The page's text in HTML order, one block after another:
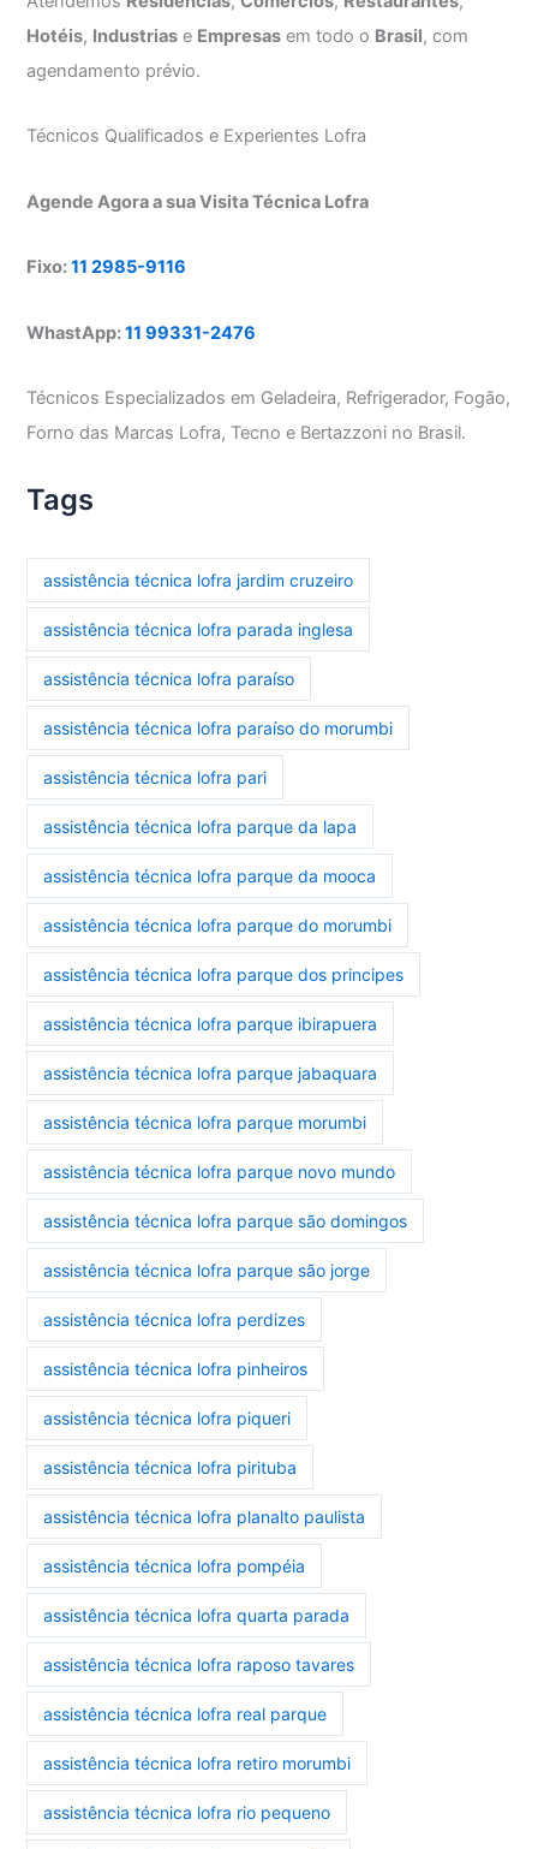
Hotéis, Industrias e Empresas em todo o Brasil, com
agendamento prévio.
Técnicos Qualificados e Experientes Lofra
Agende Agora a sua Visita Técnica Lofra
Fixo:11 2985-9116
WhastApp:11 99331-2476
Técnicos Especializados em Geladeira, Refrigerador, Fogão,
Forno das Marcas Lofra, Tecno e Bertazzoni no Brasil.
Tags
assistência técnica lofra jardim cruzeiro
assistência técnica lofra parada inglesa
assistência técnica lofra paraíso
assistência técnica lofra paraíso do morumbi
assistência técnica lofra pari
assistência técnica lofra parque da lapa
assistência técnica lofra parque da mooca
assistência técnica lofra parque do morumbi
assistência técnica lofra parque dos principes
assistência técnica lofra parque ibirapuera
assistência técnica lofra parque jabaquara
assistência técnica lofra parque morumbi
assistência técnica lofra parque novo mundo
assistência técnica lofra parque são domingos
assistência técnica lofra parque são jorge
assistência técnica lofra perdizes
assistência técnica lofra pinheiros
assistência técnica lofra piqueri
assistência técnica lofra pirituba
assistência técnica lofra planalto paulista
assistência técnica lofra pompéia
assistência técnica lofra quarta parada
assistência técnica lofra raposo tavares
assistência técnica lofra real parque
assistência técnica lofra retiro morumbi
assistência técnica lofra rio pequeno